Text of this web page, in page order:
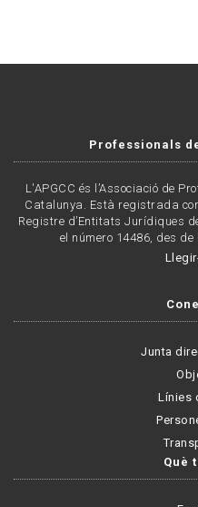
Professionals
L'APGCC és l’Associació de
Catalunya. Està registrada
Registre d’Entitats Jurídiques
el número 14486, des de
Junta
Línies
Què